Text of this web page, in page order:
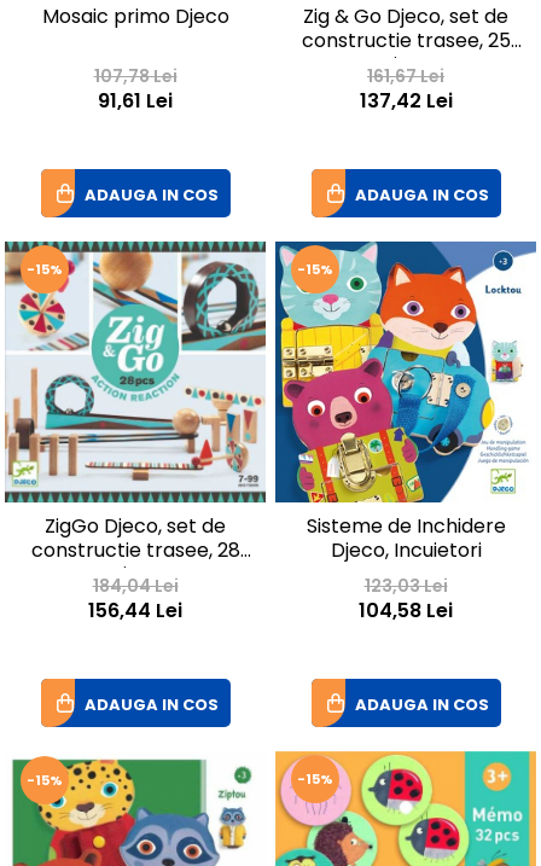
Mosaic primo Djeco
107,78 Lei
91,61 Lei
ADAUGA IN COS
Zig & Go Djeco, set de
constructie trasee, 25
piese
161,67 Lei
137,42 Lei
ADAUGA IN COS
-15%
ZigGo Djeco, set de
constructie trasee, 28
piese
184,04 Lei
156,44 Lei
ADAUGA IN COS
-15%
Sisteme de Inchidere
Djeco, Incuietori
123,03 Lei
104,58 Lei
ADAUGA IN COS
-15% -15%